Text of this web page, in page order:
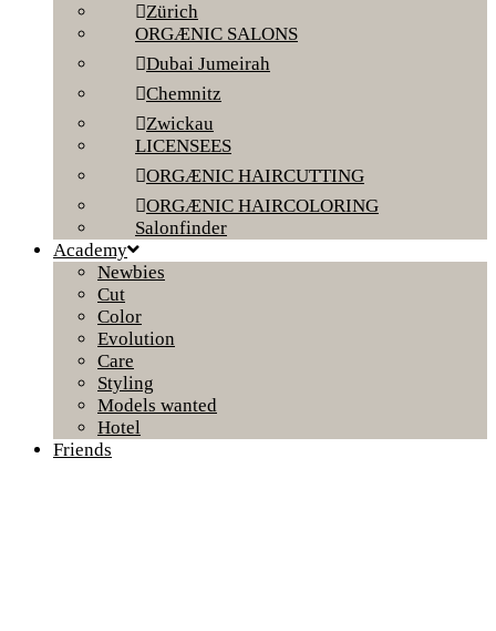
Zürich
ORGÆNIC SALONS
Dubai Jumeirah
Chemnitz
Zwickau
LICENSEES
ORGÆNIC HAIRCUTTING
ORGÆNIC HAIRCOLORING
Salonfinder
Academy
Newbies
Cut
Color
Evolution
Care
Styling
Models wanted
Hotel
Friends